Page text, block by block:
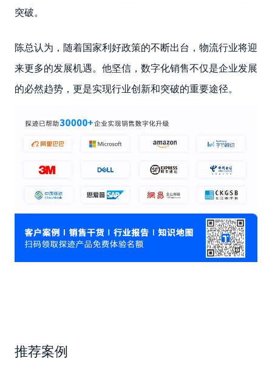
突破。
陈总认为，随着国家利好政策的不断出台，物流行业将迎
来更多的发展机遇。他坚信，数字化销售不仅是企业发展
的必然趋势，更是实现行业创新和突破的重要途径。
推荐案例